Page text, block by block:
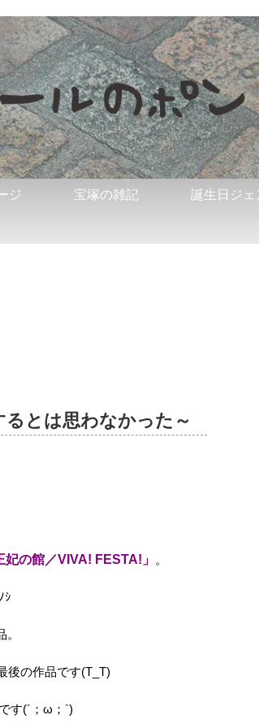
ジ 宝塚の雑記 誕生日ジェ
るとは思わなかった～
妃の館／VIVA! FESTA!」 。
ｼ
後の作品です(T_T)
す(´；ω；`)